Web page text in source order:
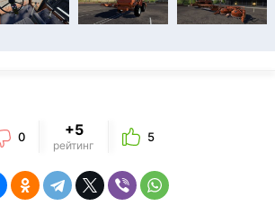
0 +5
рейтинг
5